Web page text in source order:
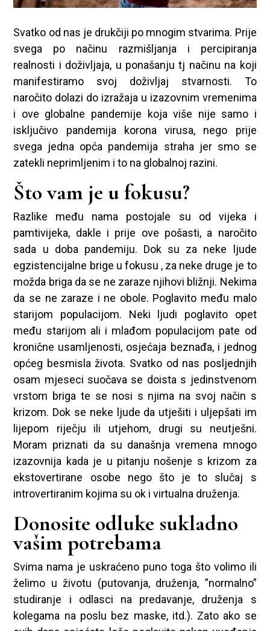
Svatko od nas je drukčiji po mnogim stvarima. Prije
svega po načinu razmišljanja i percipiranja
realnosti i doživljaja, u ponašanju tj načinu na koji
manifestiramo svoj doživljaj stvarnosti. To
naročito dolazi do izražaja u izazovnim vremenima
i ove globalne pandemije koja više nije samo i
isključivo pandemija korona virusa, nego prije
svega jedna opća pandemija straha jer smo se
zatekli neprimljenim i to na globalnoj razini.
Što vam je u fokusu?
Razlike među nama postojale su od vijeka i
pamtivijeka, dakle i prije ove pošasti, a naročito
sada u doba pandemiju. Dok su za neke ljude
egzistencijalne brige u fokusu , za neke druge je to
možda briga da se ne zaraze njihovi bližnji. Nekima
da se ne zaraze i ne obole. Poglavito među malo
starijom populacijom. Neki ljudi poglavito opet
među starijom ali i mlađom populacijom pate od
kronične usamljenosti, osjećaja beznađa, i jednog
općeg besmisla života. Svatko od nas posljednjih
osam mjeseci suočava se doista s jedinstvenom
vrstom briga te se nosi s njima na svoj način s
krizom. Dok se neke ljude da utješiti i uljepšati im
lijepom riječju ili utjehom, drugi su neutješni.
Moram priznati da su današnja vremena mnogo
izazovnija kada je u pitanju nošenje s krizom za
ekstovertirane osobe nego što je to slučaj s
introvertiranim kojima su ok i virtualna druženja.
Donosite odluke sukladno
vašim potrebama
Svima nama je uskraćeno puno toga što volimo ili
želimo u životu (putovanja, druženja, ”normalno”
studiranje i odlasci na predavanje, druženja s
kolegama na poslu bez maske, itd.). Zato ako se